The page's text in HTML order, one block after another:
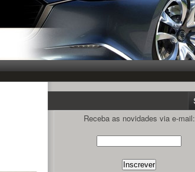
Receba as novidades via e-mail: